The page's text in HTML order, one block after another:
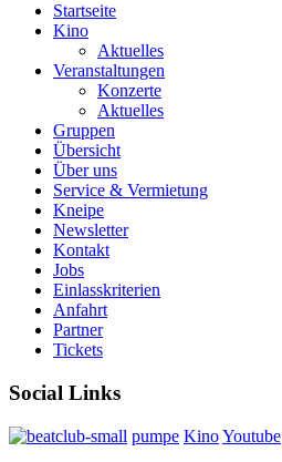
Startseite
Kino
Aktuelles
Veranstaltungen
Konzerte
Aktuelles
Gruppen
Übersicht
Über uns
Service & Vermietung
Kneipe
Newsletter
Kontakt
Jobs
Einlasskriterien
Anfahrt
Partner
Tickets
Social Links
pumpe KinoYoutube